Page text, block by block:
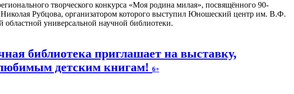
творческого конкурса «Моя родина милая», посвящённого 90-
Рубцова, организатором которого выступил Юношеский центр им. В.Ф.
областной универсальной научной библиотеки.
библиотека приглашает на выставку,
детским книгам! 6+